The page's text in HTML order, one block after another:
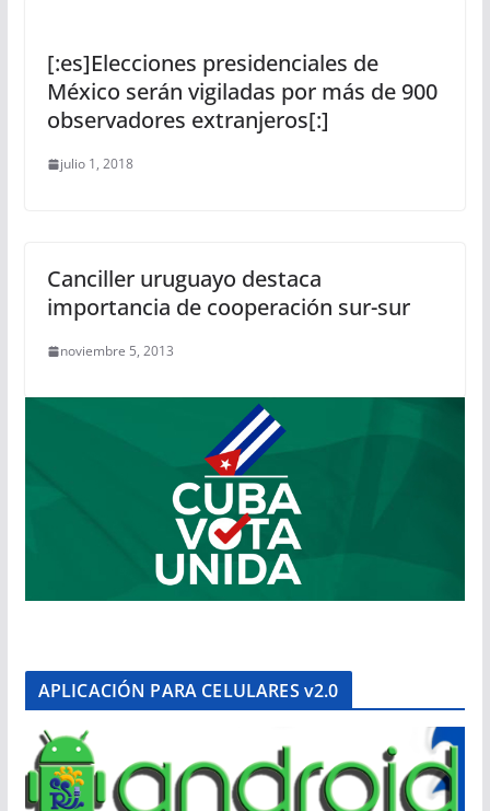
[:es]Elecciones presidenciales de
México serán vigiladas por más de 900
observadores extranjeros[:]
julio 1, 2018
Canciller uruguayo destaca
importancia de cooperación sur-sur
noviembre 5, 2013
APLICACIÓN PARA CELULARES v2.0